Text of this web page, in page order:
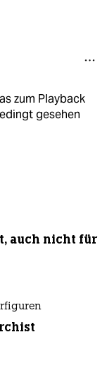
zum Playback
gesehen
auch nicht für